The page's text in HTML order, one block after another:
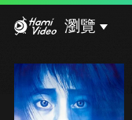
瀏覽